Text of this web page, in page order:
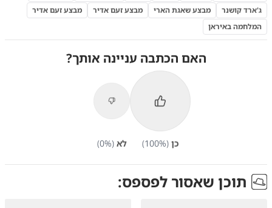
ג'ארד קושנר
מבצע שאגת הארי מבצע זעם אדיר
מבצע זעם אדיר
המלחמה באיראן
האם הכתבה עניינה אותך?
כן (
100%) לא (
0%)
תוכן שאסור לפספס: